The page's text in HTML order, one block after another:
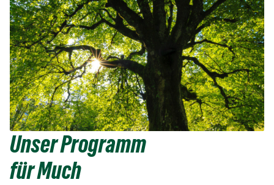
Unser Programm
für Much